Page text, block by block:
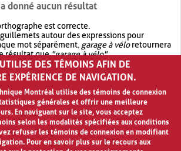
donné aucun résultat
est correcte.
autour des expressions pour
mot séparément. garage à véloretournera
résultat que"garage à vélo".
votre recherche avec OR.garage OR vélo
plus de résultat quegarage à vélo
DES TÉMOINS AFIN DE
EXPÉRIENCE DE NAVIGATION.
Montréal utilise des témoins de connexion
générales et offrir une meilleure
En naviguant sur le site, vous acceptez
selon les modalités spécifiées aux conditions
refuser les témoins de connexion en modifiant
Pour en savoir plus sur le recours aux